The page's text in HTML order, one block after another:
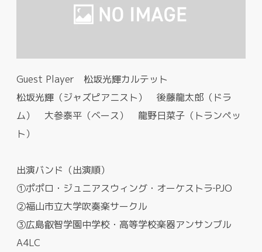
Guest Player 松坂光輝カルテット
松坂光輝（ジャズピアニスト） 後藤龍太郎（ドラ
ム） 大参泰平（ベース） 龍野日菜子（トランペッ
ト）
出演バンド（出演順）
①ポポロ・ジュニアスウィング・オーケストラ‐PJO
②福山市立大学吹奏楽サークル
③広島叡智学園中学校・高等学校楽器アンサンブル
A4LC